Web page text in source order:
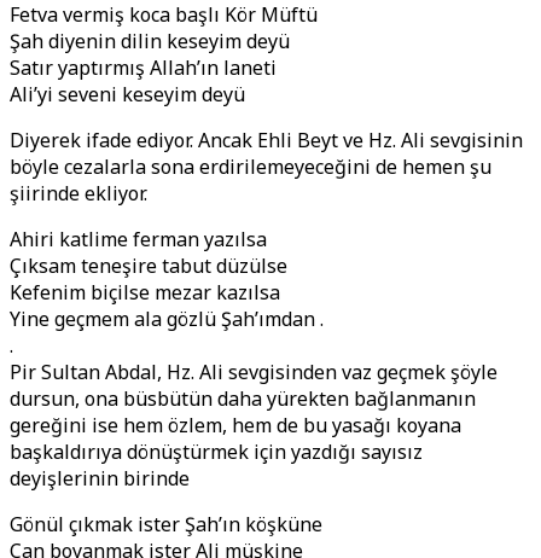
Fetva vermiş koca başlı Kör Müftü
Şah diyenin dilin keseyim deyü
Satır yaptırmış Allah’ın laneti
Ali’yi seveni keseyim deyü
Diyerek ifade ediyor. Ancak Ehli Beyt ve Hz. Ali sevgisinin
böyle cezalarla sona erdirilemeyeceğini de hemen şu
şiirinde ekliyor.
Ahiri katlime ferman yazılsa
Çıksam teneşire tabut düzülse
Kefenim biçilse mezar kazılsa
Yine geçmem ala gözlü Şah’ımdan .
.
Pir Sultan Abdal, Hz. Ali sevgisinden vaz geçmek şöyle
dursun, ona büsbütün daha yürekten bağlanmanın
gereğini ise hem özlem, hem de bu yasağı koyana
başkaldırıya dönüştürmek için yazdığı sayısız
deyişlerinin birinde
Gönül çıkmak ister Şah’ın köşküne
Can boyanmak ister Ali müşkine